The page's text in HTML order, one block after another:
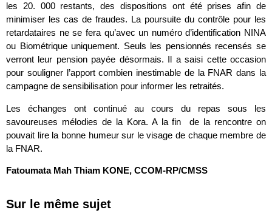
les 20. 000 restants, des dispositions ont été prises afin de
minimiser les cas de fraudes. La poursuite du contrôle pour les
retardataires ne se fera qu’avec un numéro d’identification NINA
ou Biométrique uniquement. Seuls les pensionnés recensés se
verront leur pension payée désormais. Il a saisi cette occasion
pour souligner l’apport combien inestimable de la FNAR dans la
campagne de sensibilisation pour informer les retraités.
Les échanges ont continué au cours du repas sous les
savoureuses mélodies de la Kora. A la fin de la rencontre on
pouvait lire la bonne humeur sur le visage de chaque membre de
la FNAR.
Fatoumata Mah Thiam KONE, CCOM-RP/CMSS
Sur le même sujet